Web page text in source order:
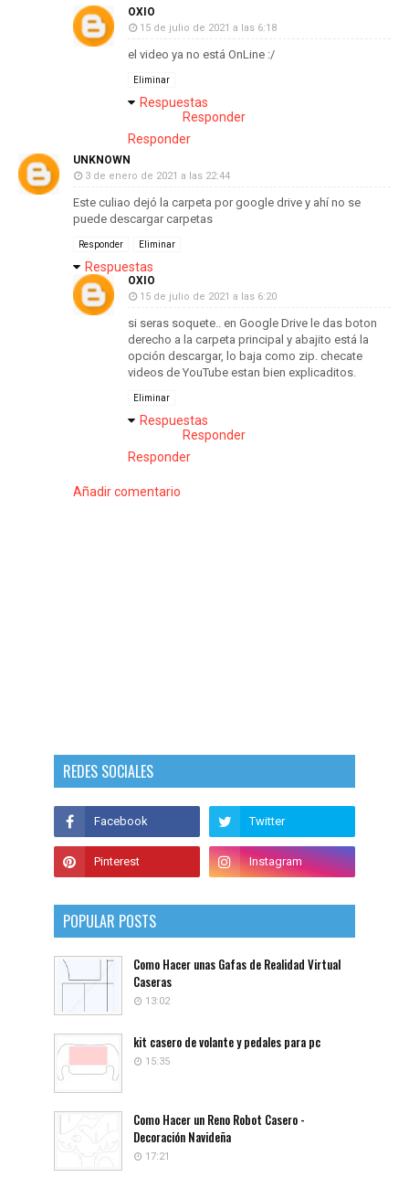
OXIO
15 de julio de 2021 a las 6:18
el video ya no está OnLine :/
Eliminar
Respuestas
Responder
Responder
UNKNOWN
3 de enero de 2021 a las 22:44
Este culiao dejó la carpeta por google drive y ahí no se
puede descargar carpetas
Responder Eliminar
Respuestas
OXIO
15 de julio de 2021 a las 6:20
si seras soquete.. en Google Drive le das boton
derecho a la carpeta principal y abajito está la
opción descargar, lo baja como zip. checate
videos de YouTube estan bien explicaditos.
Eliminar
Respuestas
Responder
Responder
Añadir comentario
REDES SOCIALES
POPULAR POSTS
Como Hacer unas Gafas de Realidad Virtual
Caseras
13:02
kit casero de volante y pedales para pc
15:35
Como Hacer un Reno Robot Casero -
Decoración Navideña
17:21